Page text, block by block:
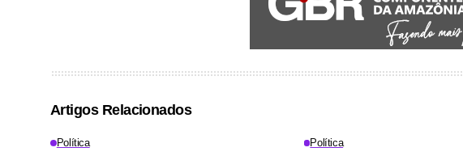
Artigos Relacionados
Política Política